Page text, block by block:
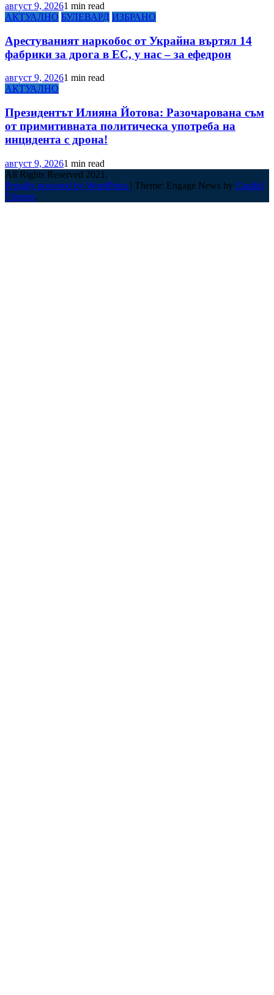
август 9, 20261 min read
АКТУАЛНО БУЛЕВАРД ИЗБРАНО
Арестуваният наркобос от Украйна въртял 14
фабрики за дрога в ЕС, у нас – за ефедрон
август 9, 20261 min read
АКТУАЛНО
Президентът Илияна Йотова: Разочарована съм
от примитивната политическа употреба на
инцидента с дрона!
август 9, 20261 min read
All Rights Reserved 2021.
Proudly powered by WordPress | Theme: Engage News by Candid
Themes.